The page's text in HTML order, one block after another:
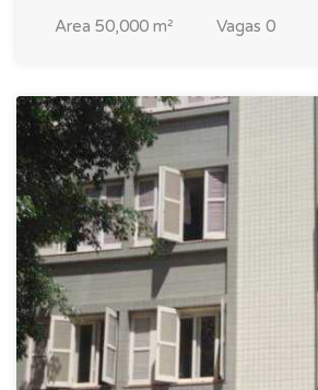
Area 50,000 m² Vagas 0